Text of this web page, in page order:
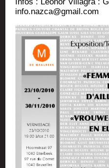
info.nazca@gmail.com